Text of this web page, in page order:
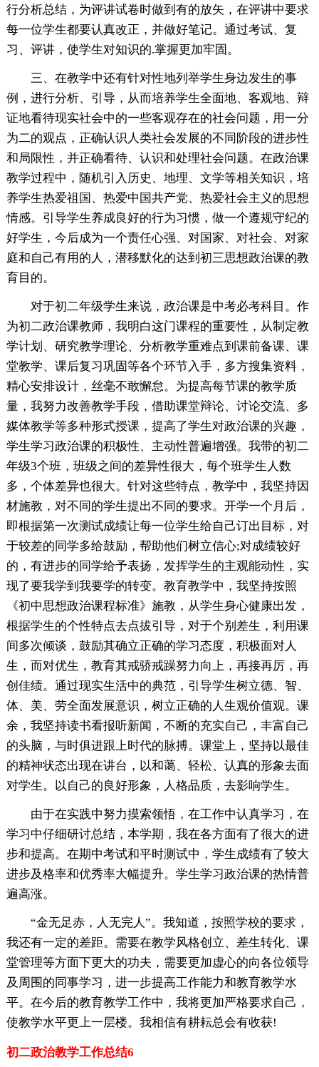
行分析总结，为评讲试卷时做到有的放矢，在评讲中要求
每一位学生都要认真改正，并做好笔记。通过考试、复
习、评讲，使学生对知识的.掌握更加牢固。
三、在教学中还有针对性地列举学生身边发生的事
例，进行分析、引导，从而培养学生全面地、客观地、辩
证地看待现实社会中的一些客观存在的社会问题，用一分
为二的观点，正确认识人类社会发展的不同阶段的进步性
和局限性，并正确看待、认识和处理社会问题。在政治课
教学过程中，随机引入历史、地理、文学等相关知识，培
养学生热爱祖国、热爱中国共产党、热爱社会主义的思想
情感。引导学生养成良好的行为习惯，做一个遵规守纪的
好学生，今后成为一个责任心强、对国家、对社会、对家
庭和自己有用的人，潜移默化的达到初三思想政治课的教
育目的。
对于初二年级学生来说，政治课是中考必考科目。作
为初二政治课教师，我明白这门课程的重要性，从制定教
学计划、研究教学理论、分析教学重难点到课前备课、课
堂教学、课后复习巩固等各个环节入手，多方搜集资料，
精心安排设计，丝毫不敢懈怠。为提高每节课的教学质
量，我努力改善教学手段，借助课堂辩论、讨论交流、多
媒体教学等多种形式授课，提高了学生对政治课的兴趣，
学生学习政治课的积极性、主动性普遍增强。我带的初二
年级3个班，班级之间的差异性很大，每个班学生人数
多，个体差异也很大。针对这些特点，教学中，我坚持因
材施教，对不同的学生提出不同的要求。开学一个月后，
即根据第一次测试成绩让每一位学生给自己订出目标，对
于较差的同学多给鼓励，帮助他们树立信心;对成绩较好
的，有进步的同学给予表扬，发挥学生的主观能动性，实
现了要我学到我要学的转变。教育教学中，我坚持按照
《初中思想政治课程标准》施教，从学生身心健康出发，
根据学生的个性特点去点拔引导，对于个别差生，利用课
间多次倾谈，鼓励其确立正确的学习态度，积极面对人
生，而对优生，教育其戒骄戒躁努力向上，再接再厉，再
创佳绩。通过现实生活中的典范，引导学生树立德、智、
体、美、劳全面发展意识，树立正确的人生观价值观。课
余，我坚持读书看报听新闻，不断的充实自己，丰富自己
的头脑，与时俱进跟上时代的脉搏。课堂上，坚持以最佳
的精神状态出现在讲台，以和蔼、轻松、认真的形象去面
对学生。以自己的良好形象，人格品质，去影响学生。
由于在实践中努力摸索领悟，在工作中认真学习，在
学习中仔细研讨总结，本学期，我在各方面有了很大的进
步和提高。在期中考试和平时测试中，学生成绩有了较大
进步及格率和优秀率大幅提升。学生学习政治课的热情普
遍高涨。
“金无足赤，人无完人”。我知道，按照学校的要求，
我还有一定的差距。需要在教学风格创立、差生转化、课
堂管理等方面下更大的功夫，需要更加虚心的向各位领导
及周围的同事学习，进一步提高工作能力和教育教学水
平。在今后的教育教学工作中，我将更加严格要求自己，
使教学水平更上一层楼。我相信有耕耘总会有收获!
初二政治教学工作总结6